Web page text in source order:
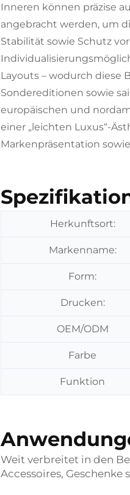
Inneren können präzise
angebracht werden, um
Stabilität sowie Schutz
Layouts – wodurch diese
Sondereditionen sowie
europäischen und
einer „leichten Luxus“-
Markenpräsentation
Herkunftsort:
Markenname:
Form:
Drucken:
OEM/ODM
Farbe
Funktion
Weit verbreitet in den
Accessoires, Geschenke